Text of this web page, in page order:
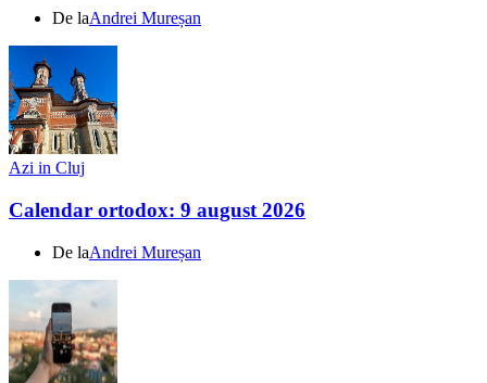
De laAndrei Mureșan
Azi in Cluj
Calendar ortodox: 9 august 2026
De laAndrei Mureșan